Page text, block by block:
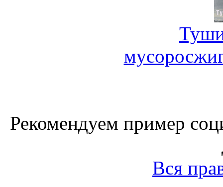
Рекомендуем пример
Вся